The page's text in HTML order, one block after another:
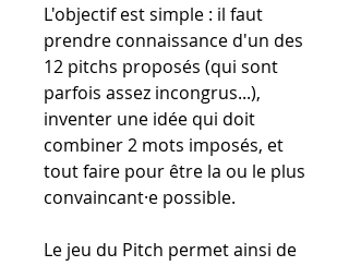
L'objectif est simple : il faut
prendre connaissance d'un des
12 pitchs proposés (qui sont
parfois assez incongrus...),
inventer une idée qui doit
combiner 2 mots imposés, et
tout faire pour être la ou le plus
convaincant·e possible.
Le jeu du Pitch permet ainsi de